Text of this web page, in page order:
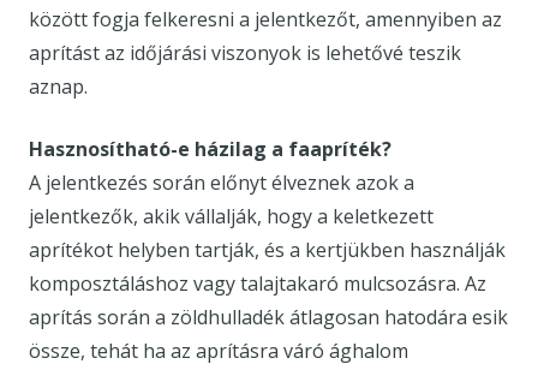
között fogja felkeresni a jelentkezőt, amennyiben az
aprítást az időjárási viszonyok is lehetővé teszik
aznap.
Hasznosítható-e házilag a faapríték?
A jelentkezés során előnyt élveznek azok a
jelentkezők, akik vállalják, hogy a keletkezett
aprítékot helyben tartják, és a kertjükben használják
komposztáláshoz vagy talajtakaró mulcsozásra. Az
aprítás során a zöldhulladék átlagosan hatodára esik
össze, tehát ha az aprításra váró ághalom